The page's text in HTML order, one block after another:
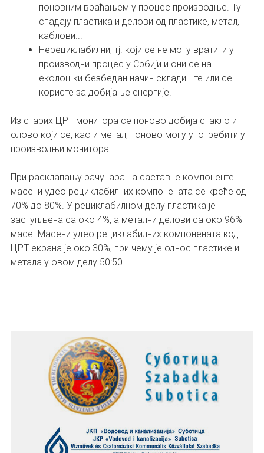
поновним враћањем у процес производње. Ту
спадају пластика и делови од пластике, метал,
каблови...
Нерециклабилни, тј. који се не могу вратити у
производни процес у Србији и они се на
еколошки безбедан начин складиште или се
користе за добијање енергије.
Из старих ЦРТ монитора се поново добија стакло и
олово који се, као и метал, поново могу употребити у
производњи монитора.
При расклапању рачунара на саставне компоненте
масени удео рециклабилних компонената се креће од
70% до 80%. У рециклабилном делу пластика је
заступљена са око 4%, а метални делови са око 96%
масе. Масени удео рециклабилних компонената код
ЦРТ екрана је око 30%, при чему је однос пластике и
метала у овом делу 50:50.